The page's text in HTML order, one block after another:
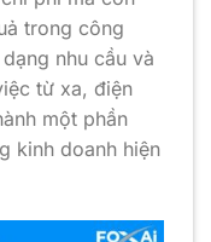
trong công
nhu cầu và
từ xa, điện
một phần
kinh doanh hiện